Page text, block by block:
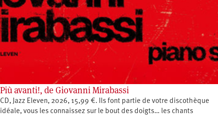
Più avanti!, de Giovanni Mirabassi
CD, Jazz Eleven, 2026, 15,99 €. Ils font partie de votre discothèque
idéale, vous les connaissez sur le bout des doigts… les chants